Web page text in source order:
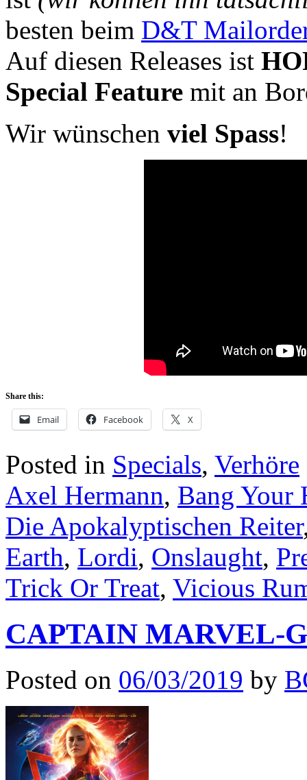
besten beim D&T
Auf diesen Releases ist
Special Feature mit an
Wir wünschen viel Spass!
Share this:
Email Facebook X
Posted in Specials, Verhöre
Axel Hermann, Bang Your
Die Apokalyptischen Reiter
Earth, Lordi, Onslaught,
Trick Or Treat, Vicious
CAPTAIN MARVEL-
Posted on 06/03/2019 by